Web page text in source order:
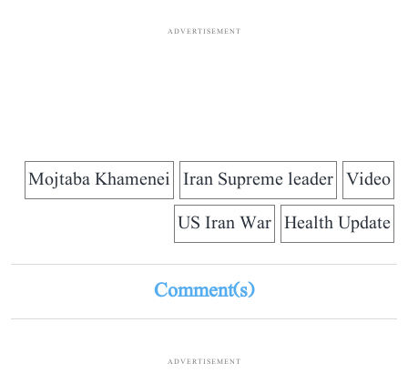
ADVERTISEMENT
Video
Iran Supreme leader
Mojtaba Khamenei
Health Update
US Iran War
Comment(s)
ADVERTISEMENT